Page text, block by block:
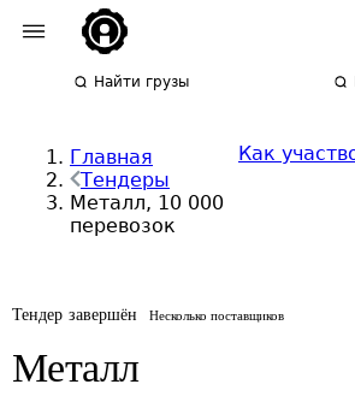
Найти грузы
Главная
Тендеры
Металл, 10 000
перевозок
Как
Тендер завершён Несколько поставщиков
Металл